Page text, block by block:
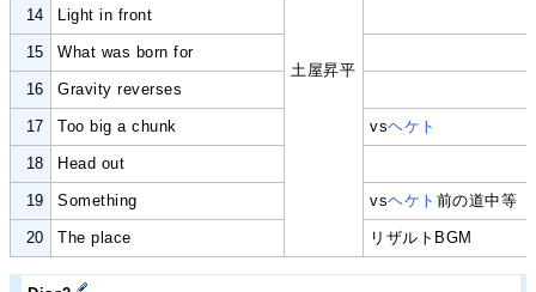
土屋昇平
14 Light in front
15 What was born for
16 Gravity reverses
17 Too big a chunk vsヘケト
18 Head out
19 Something vsヘケト 前の道中等
20 The place リザルトBGM